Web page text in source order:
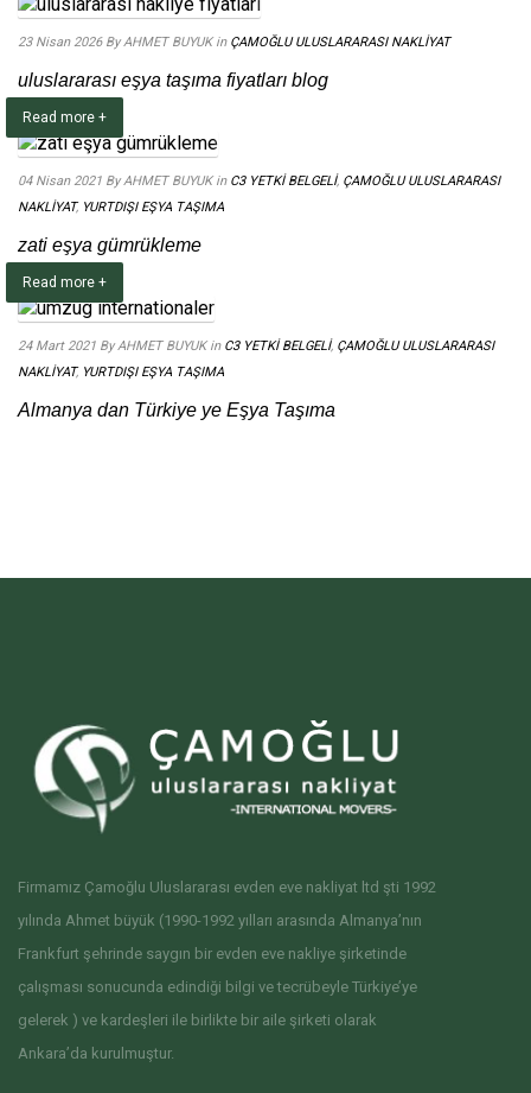
23 Nisan 2026 By AHMET BUYUK in ÇAMOĞLU ULUSLARARASI NAKLİYAT
uluslararası eşya taşıma fiyatları blog
Read more +
04 Nisan 2021 By AHMET BUYUK in C3 YETKİ BELGELİ, ÇAMOĞLU ULUSLARARASI
NAKLİYAT, YURTDIŞI EŞYA TAŞIMA
zati eşya gümrükleme
Read more +
24 Mart 2021 By AHMET BUYUK in C3 YETKİ BELGELİ, ÇAMOĞLU ULUSLARARASI
NAKLİYAT, YURTDIŞI EŞYA TAŞIMA
Almanya dan Türkiye ye Eşya Taşıma
Firmamız Çamoğlu Uluslararası evden eve nakliyat ltd şti 1992
yılında Ahmet büyük (1990-1992 yılları arasında Almanya’nın
Frankfurt şehrinde saygın bir evden eve nakliye şirketinde
çalışması sonucunda edindiği bilgi ve tecrübeyle Türkiye’ye
gelerek ) ve kardeşleri ile birlikte bir aile şirketi olarak
Ankara’da kurulmuştur.